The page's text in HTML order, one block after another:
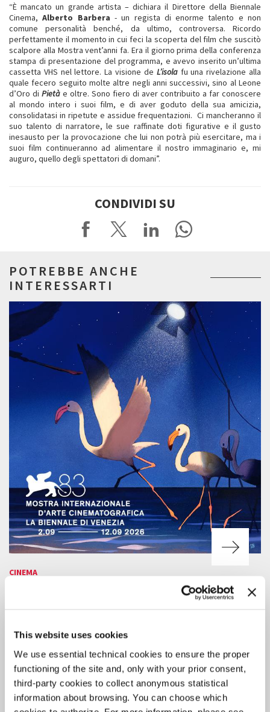
This website uses cookies
We use essential technical cookies to ensure the proper
functioning of the site and, only with your prior consent,
third-party cookies to collect anonymous statistical
information about browsing. You can choose which
“È mancato un grande artista – dichiara il Direttore della Biennale
Cinema,Alberto Barbera - un regista di enorme talento e non
comune personalità benché, da ultimo, controversa. Ricordo
perfettamente il momento in cui feci la scoperta del film che suscitò
scalpore alla Mostra vent’anni fa. Era il giorno prima della conferenza
stampa di presentazione del programma, e avevo inserito un’ultima
cassetta VHS nel lettore. La visione de L’isolafu una rivelazione alla
quale fecero seguito molte altre negli anni successivi, sino al Leone
d’Oro di Pietà e oltre. Sono fiero di aver contribuito a far conoscere
al mondo intero i suoi film, e di aver goduto della sua amicizia,
consolidatasi in ripetute e assidue frequentazioni. Ci mancheranno il
suo talento di narratore, le sue raffinate doti figurative e il gusto
inesausto per la provocazione che lui non potrà più esercitare, ma i
suoi film continueranno ad alimentare il nostro immaginario e, mi
auguro, quello degli spettatori di domani”.
CONDIVIDI SU
POTREBBE ANCHE
INTERESSARTI
CINEMA
83. MOSTRA: CALENDARIO DELLE
Il servizio di vendita online dei biglietti dell’83. Mostra sarà attivo a